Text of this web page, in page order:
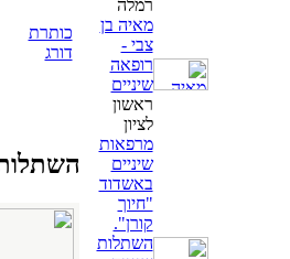
רמלה
מאיה בן
צבי -
רופאה
שיניים
ראשון
לציון
מרפאות
שיניים
באשדוד
"חיוך
קורן".
השתלות
כותרת
דורג
השתלות